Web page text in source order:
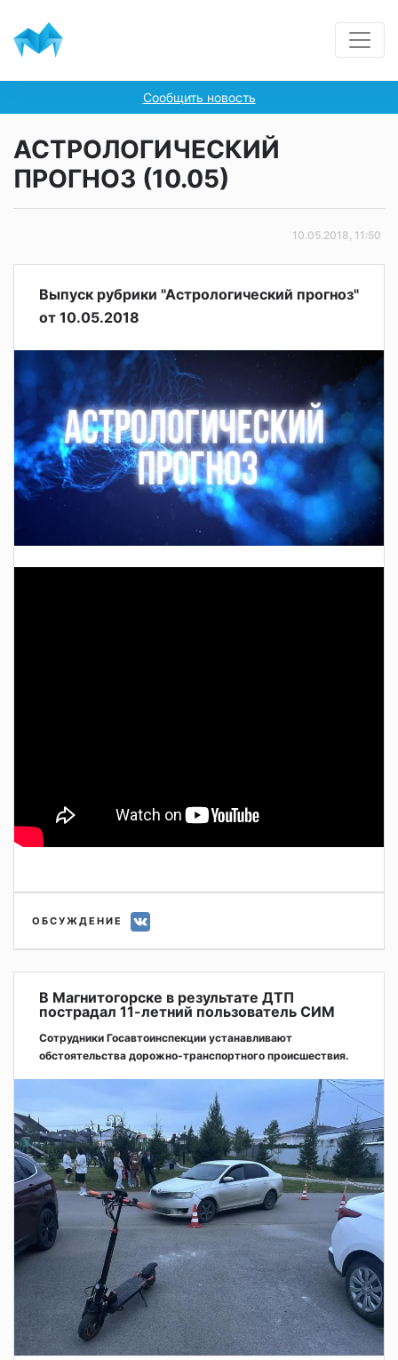
Сообщить новость
АСТРОЛОГИЧЕСКИЙ
ПРОГНОЗ (10.05)
10.05.2018, 11:50
Выпуск рубрики "Астрологический прогноз"
от 10.05.2018
ОБСУЖДЕНИЕ
В Магнитогорске в результате ДТП
пострадал 11-летний пользователь СИМ
Сотрудники Госавтоинспекции устанавливают
обстоятельства дорожно-транспортного происшествия.